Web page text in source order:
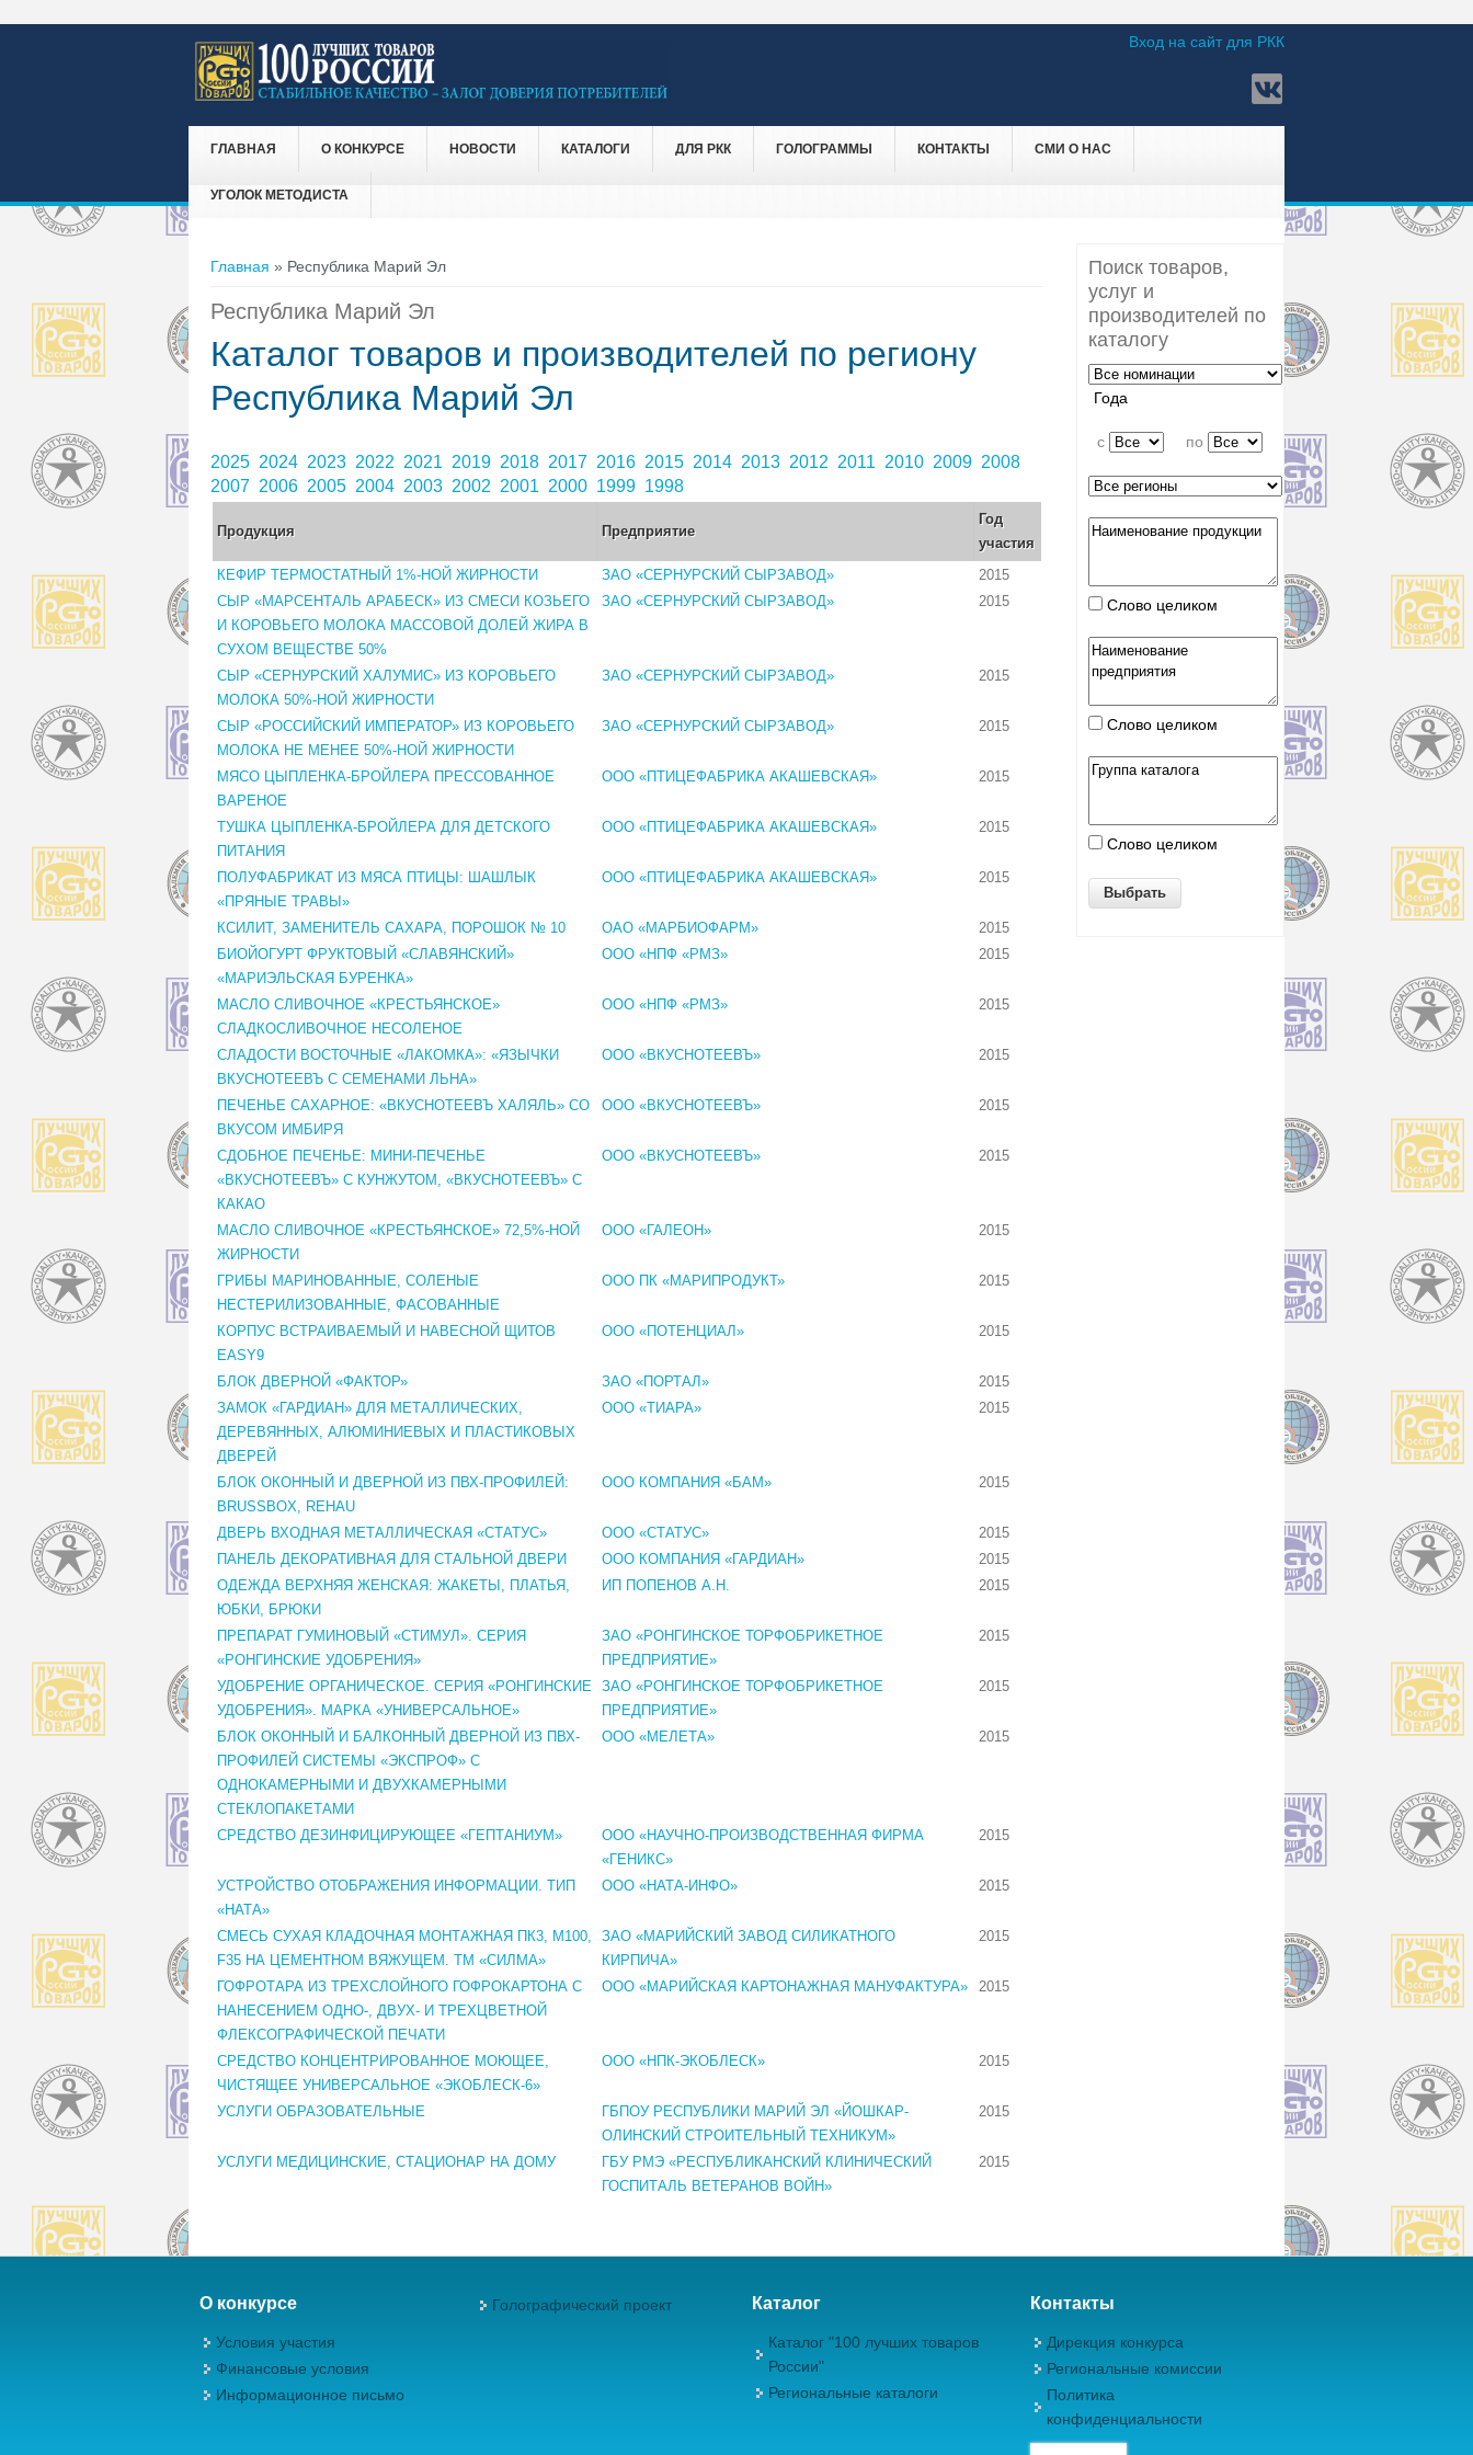
Вход на сайт для РКК
ГЛАВНАЯ О КОНКУРСЕ НОВОСТИ КАТАЛОГИ ДЛЯ РКК ГОЛОГРАММЫ КОНТАКТЫ СМИ О НАС
УГОЛОК МЕТОДИСТА
Вы здесь
Главная » Республика Марий Эл
Республика Марий Эл
Каталог товаров и производителей по региону
Республика Марий Эл
2025 2024 2023 2022 2021 2019 2018 2017 2016 2015 2014 2013 2012 2011 2010 2009 2008
2007 2006 2005 2004 2003 2002 2001 2000 1999 1998
Продукция Предприятие
Год
участия
КЕФИР ТЕРМОСТАТНЫЙ 1%-НОЙ ЖИРНОСТИ
ЗАО «СЕРНУРСКИЙ СЫРЗАВОД»
2015
СЫР «МАРСЕНТАЛЬ АРАБЕСК» ИЗ СМЕСИ КОЗЬЕГО
И КОРОВЬЕГО МОЛОКА МАССОВОЙ ДОЛЕЙ ЖИРА В
СУХОМ ВЕЩЕСТВЕ 50%
ЗАО «СЕРНУРСКИЙ СЫРЗАВОД» 2015
СЫР «СЕРНУРСКИЙ ХАЛУМИС» ИЗ КОРОВЬЕГО
МОЛОКА 50%-НОЙ ЖИРНОСТИ
ЗАО «СЕРНУРСКИЙ СЫРЗАВОД» 2015
СЫР «РОССИЙСКИЙ ИМПЕРАТОР» ИЗ КОРОВЬЕГО
МОЛОКА НЕ МЕНЕЕ 50%-НОЙ ЖИРНОСТИ
ЗАО «СЕРНУРСКИЙ СЫРЗАВОД» 2015
МЯСО ЦЫПЛЕНКА-БРОЙЛЕРА ПРЕССОВАННОЕ
ВАРЕНОЕ
ООО «ПТИЦЕФАБРИКА АКАШЕВСКАЯ» 2015
ТУШКА ЦЫПЛЕНКА-БРОЙЛЕРА ДЛЯ ДЕТСКОГО
ПИТАНИЯ
ООО «ПТИЦЕФАБРИКА АКАШЕВСКАЯ» 2015
ПОЛУФАБРИКАТ ИЗ МЯСА ПТИЦЫ: ШАШЛЫК
«ПРЯНЫЕ ТРАВЫ»
ООО «ПТИЦЕФАБРИКА АКАШЕВСКАЯ» 2015
КСИЛИТ, ЗАМЕНИТЕЛЬ САХАРА, ПОРОШОК № 10 ОАО «МАРБИОФАРМ»
2015
БИОЙОГУРТ ФРУКТОВЫЙ «СЛАВЯНСКИЙ»
«МАРИЭЛЬСКАЯ БУРЕНКА»
ООО «НПФ «РМЗ» 2015
МАСЛО СЛИВОЧНОЕ «КРЕСТЬЯНСКОЕ»
СЛАДКОСЛИВОЧНОЕ НЕСОЛЕНОЕ
ООО «НПФ «РМЗ» 2015
СЛАДОСТИ ВОСТОЧНЫЕ «ЛАКОМКА»: «ЯЗЫЧКИ
ВКУСНОТЕЕВЪ С СЕМЕНАМИ ЛЬНА»
ООО «ВКУСНОТЕЕВЪ» 2015
ПЕЧЕНЬЕ САХАРНОЕ: «ВКУСНОТЕЕВЪ ХАЛЯЛЬ» СО
ВКУСОМ ИМБИРЯ
ООО «ВКУСНОТЕЕВЪ» 2015
СДОБНОЕ ПЕЧЕНЬЕ: МИНИ-ПЕЧЕНЬЕ
«ВКУСНОТЕЕВЪ» С КУНЖУТОМ, «ВКУСНОТЕЕВЪ» С
КАКАО
ООО «ВКУСНОТЕЕВЪ» 2015
МАСЛО СЛИВОЧНОЕ «КРЕСТЬЯНСКОЕ» 72,5%-НОЙ
ЖИРНОСТИ
ООО «ГАЛЕОН» 2015
ГРИБЫ МАРИНОВАННЫЕ, СОЛЕНЫЕ
НЕСТЕРИЛИЗОВАННЫЕ, ФАСОВАННЫЕ
ООО ПК «МАРИПРОДУКТ» 2015
КОРПУС ВСТРАИВАЕМЫЙ И НАВЕСНОЙ ЩИТОВ
EASY9
ООО «ПОТЕНЦИАЛ» 2015
БЛОК ДВЕРНОЙ «ФАКТОР» ЗАО «ПОРТАЛ»
2015
ЗАМОК «ГАРДИАН» ДЛЯ МЕТАЛЛИЧЕСКИХ,
ДЕРЕВЯННЫХ, АЛЮМИНИЕВЫХ И ПЛАСТИКОВЫХ
ДВЕРЕЙ
ООО «ТИАРА» 2015
БЛОК ОКОННЫЙ И ДВЕРНОЙ ИЗ ПВХ-ПРОФИЛЕЙ:
BRUSSBOX, REHAU
ООО КОМПАНИЯ «БАМ» 2015
ДВЕРЬ ВХОДНАЯ МЕТАЛЛИЧЕСКАЯ «СТАТУС» ООО «СТАТУС»
2015
ПАНЕЛЬ ДЕКОРАТИВНАЯ ДЛЯ СТАЛЬНОЙ ДВЕРИ
ООО КОМПАНИЯ «ГАРДИАН»
2015
ОДЕЖДА ВЕРХНЯЯ ЖЕНСКАЯ: ЖАКЕТЫ, ПЛАТЬЯ,
ЮБКИ, БРЮКИ
ИП ПОПЕНОВ А.Н. 2015
ПРЕПАРАТ ГУМИНОВЫЙ «СТИМУЛ». СЕРИЯ
«РОНГИНСКИЕ УДОБРЕНИЯ»
ЗАО «РОНГИНСКОЕ ТОРФОБРИКЕТНОЕ
ПРЕДПРИЯТИЕ»
2015
УДОБРЕНИЕ ОРГАНИЧЕСКОЕ. СЕРИЯ «РОНГИНСКИЕ
УДОБРЕНИЯ». МАРКА «УНИВЕРСАЛЬНОЕ»
ЗАО «РОНГИНСКОЕ ТОРФОБРИКЕТНОЕ
ПРЕДПРИЯТИЕ»
2015
БЛОК ОКОННЫЙ И БАЛКОННЫЙ ДВЕРНОЙ ИЗ ПВХ-
ПРОФИЛЕЙ СИСТЕМЫ «ЭКСПРОФ» С
ОДНОКАМЕРНЫМИ И ДВУХКАМЕРНЫМИ
СТЕКЛОПАКЕТАМИ
ООО «МЕЛЕТА» 2015
СРЕДСТВО ДЕЗИНФИЦИРУЮЩЕЕ «ГЕПТАНИУМ»
ООО «НАУЧНО-ПРОИЗВОДСТВЕННАЯ ФИРМА
«ГЕНИКС»
2015
УСТРОЙСТВО ОТОБРАЖЕНИЯ ИНФОРМАЦИИ. ТИП
«НАТА»
ООО «НАТА-ИНФО» 2015
СМЕСЬ СУХАЯ КЛАДОЧНАЯ МОНТАЖНАЯ ПК3, М100,
F35 НА ЦЕМЕНТНОМ ВЯЖУЩЕМ. ТМ «СИЛМА»
ЗАО «МАРИЙСКИЙ ЗАВОД СИЛИКАТНОГО
КИРПИЧА»
2015
ГОФРОТАРА ИЗ ТРЕХСЛОЙНОГО ГОФРОКАРТОНА С
НАНЕСЕНИЕМ ОДНО-, ДВУХ- И ТРЕХЦВЕТНОЙ
ФЛЕКСОГРАФИЧЕСКОЙ ПЕЧАТИ
ООО «МАРИЙСКАЯ КАРТОНАЖНАЯ МАНУФАКТУРА» 2015
СРЕДСТВО КОНЦЕНТРИРОВАННОЕ МОЮЩЕЕ,
ЧИСТЯЩЕЕ УНИВЕРСАЛЬНОЕ «ЭКОБЛЕСК-6»
ООО «НПК-ЭКОБЛЕСК» 2015
УСЛУГИ ОБРАЗОВАТЕЛЬНЫЕ
ГБПОУ РЕСПУБЛИКИ МАРИЙ ЭЛ «ЙОШКАР-
ОЛИНСКИЙ СТРОИТЕЛЬНЫЙ ТЕХНИКУМ»
2015
УСЛУГИ МЕДИЦИНСКИЕ, СТАЦИОНАР НА ДОМУ
ГБУ РМЭ «РЕСПУБЛИКАНСКИЙ КЛИНИЧЕСКИЙ
ГОСПИТАЛЬ ВЕТЕРАНОВ ВОЙН»
2015
Поиск товаров,
услуг и
производителей по
каталогу
Года
c по
Слово целиком
Слово целиком
Слово целиком
О конкурсе
Условия участия
Финансовые условия
Информационное письмо
Голографический проект Каталог
Каталог "100 лучших товаров
России"
Региональные каталоги
Контакты
Дирекция конкурса
Региональные комиссии
Политика
конфиденциальности